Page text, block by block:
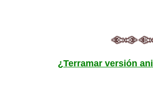
¿Terramar versión